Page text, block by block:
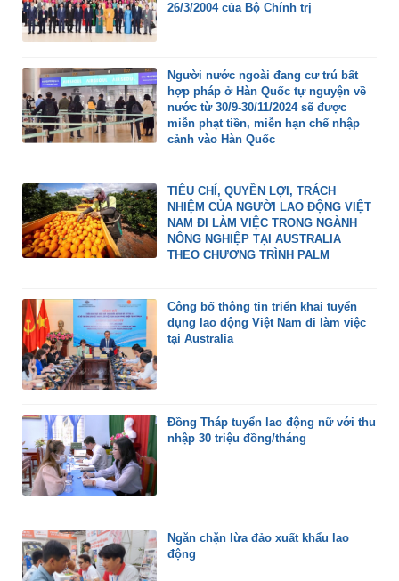
26/3/2004 của Bộ Chính trị
Người nước ngoài đang cư trú bất
hợp pháp ở Hàn Quốc tự nguyện về
nước từ 30/9-30/11/2024 sẽ được
miễn phạt tiền, miễn hạn chế nhập
cảnh vào Hàn Quốc
TIÊU CHÍ, QUYỀN LỢI, TRÁCH
NHIỆM CỦA NGƯỜI LAO ĐỘNG VIỆT
NAM ĐI LÀM VIỆC TRONG NGÀNH
NÔNG NGHIỆP TẠI AUSTRALIA
THEO CHƯƠNG TRÌNH PALM
Công bố thông tin triển khai tuyển
dụng lao động Việt Nam đi làm việc
tại Australia
Đồng Tháp tuyển lao động nữ với thu
nhập 30 triệu đồng/tháng
Ngăn chặn lừa đảo xuất khẩu lao
động